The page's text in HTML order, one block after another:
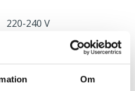
Om
220-240 V
27 W